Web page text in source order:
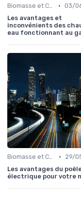
Biomasse et Chauffage Écologique • 03/
Les avantages et
inconvénients des
eau fonctionnant au
Biomasse et Chauffage Écologique •
29/
Les avantages du
électrique pour votre